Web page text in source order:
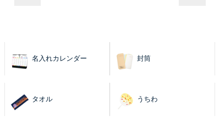
名入れカレンダー 封筒
タオル うちわ